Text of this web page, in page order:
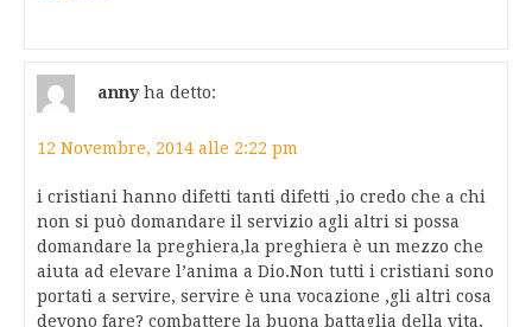
anny ha detto:
12 Novembre, 2014 alle 2:22 pm
i cristiani hanno difetti tanti difetti ,io credo che a chi
non si può domandare il servizio agli altri si possa
domandare la preghiera,la preghiera è un mezzo che
aiuta ad elevare l’anima a Dio.Non tutti i cristiani sono
portati a servire, servire è una vocazione ,gli altri cosa
devono fare? combattere la buona battaglia della vita,